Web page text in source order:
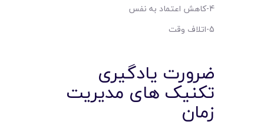
4-کاهش اعتماد به نفس
5-اتلاف وقت
ضرورت یادگیری
تکنیک های مدیریت
زمان